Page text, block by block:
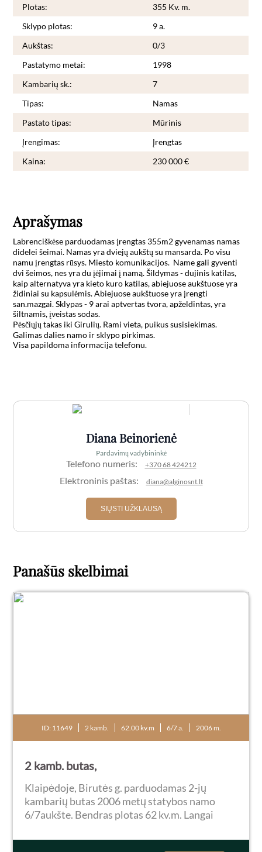
Plotas:
355 Kv. m.
Sklypo plotas:
9 a.
Aukštas:
0/3
Pastatymo metai:
1998
Kambarių sk.:
7
Tipas:
Namas
Pastato tipas:
Mūrinis
Įrengimas:
Įrengtas
Kaina:
230 000 €
Aprašymas
Labrenciškėse parduodamas įrengtas 355m2 gyvenamas namas
didelei šeimai. Namas yra dviejų aukštų su mansarda. Po visu
namu įrengtas rūsys. Miesto komunikacijos.  Name gali gyventi
dvi šeimos, nes yra du įėjimai į namą. Šildymas - dujinis katilas,
kaip alternatyva yra kieto kuro katilas, abiejuose aukštuose yra
židiniai su kapsulėmis. Abiejuose aukštuose yra įrengti
san.mazgai. Sklypas - 9 arai aptvertas tvora, apželdintas, yra
šiltnamis, įveistas sodas.
Pėsčiųjų takas iki Girulių. Rami vieta, puikus susisiekimas.
Galimas dalies namo ir sklypo pirkimas.
Visa papildoma informacija telefonu.
Diana Beinorienė
Pardavimų vadybininkė
Telefono numeris: +370 68 424212
Elektroninis paštas: diana@alginosnt.lt
SIŲSTI UŽKLAUSĄ
Panašūs skelbimai
ID: 11649 2 kamb. 62.00 kv.m 6/7 a. 2006 m.
2 kamb. butas,
Klaipėdoje, Birutės g. parduodamas 2-jų
kambarių butas 2006 metų statybos namo
6/7aukšte. Bendras plotas 62 kv.m. Langai
marias. Butas turi įstiklintą ir jaukiai įrengtą...